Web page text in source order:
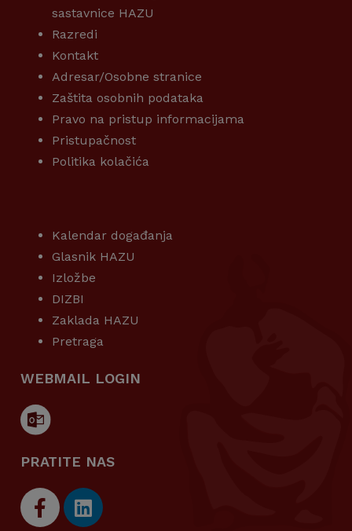
sastavnice HAZU
Razredi
Kontakt
Adresar/Osobne stranice
Zaštita osobnih podataka
Pravo na pristup informacijama
Pristupačnost
Politika kolačića
Kalendar događanja
Glasnik HAZU
Izložbe
DIZBI
Zaklada HAZU
Pretraga
WEBMAIL LOGIN
PRATITE NAS